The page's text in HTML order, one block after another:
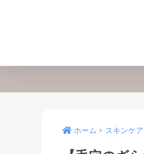
ホーム スキンケア